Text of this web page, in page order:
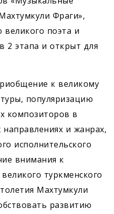
Фраги»,
поэта и
2 этапа и открыт для
к великому
популяризацию
композиторов в
и жанрах,
исполнительского
внимания к
туркменского
Махтумкули
развитию